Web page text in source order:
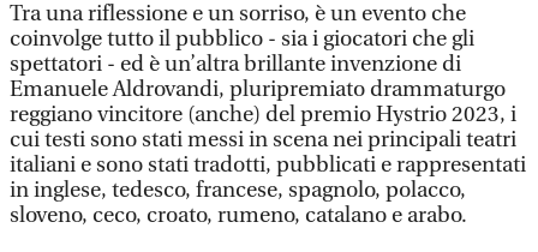
Tra una riflessione e un sorriso, è un evento che
coinvolge tutto il pubblico - sia i giocatori che gli
spettatori - ed è un’altra brillante invenzione di
Emanuele Aldrovandi, pluripremiato drammaturgo
reggiano vincitore (anche) del premio Hystrio 2023, i
cui testi sono stati messi in scena nei principali teatri
italiani e sono stati tradotti, pubblicati e rappresentati
in inglese, tedesco, francese, spagnolo, polacco,
sloveno, ceco, croato, rumeno, catalano e arabo.